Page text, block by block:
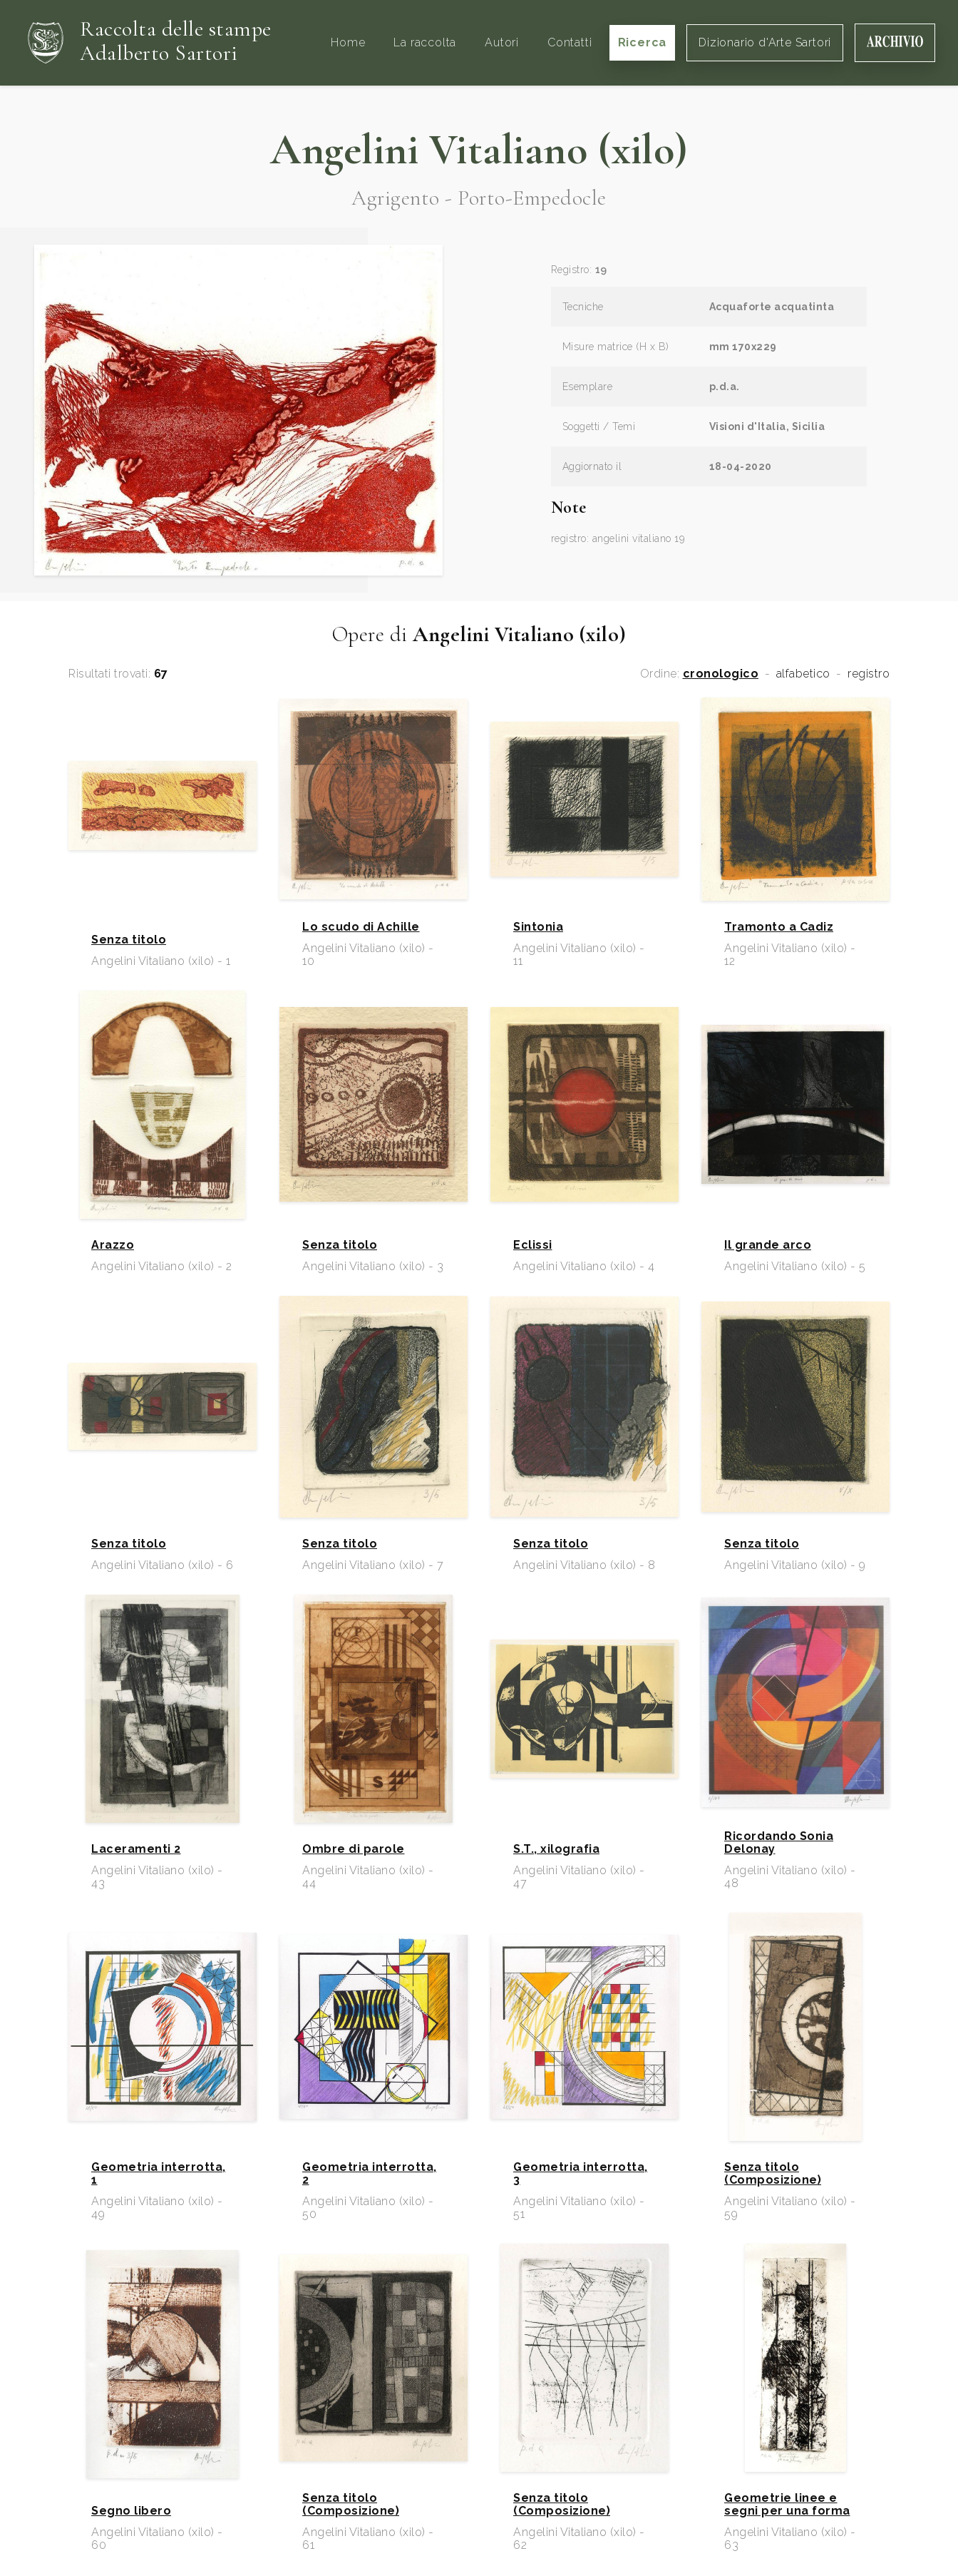
Raccolta delle stampe
Adalberto Sartori
Home La raccolta Autori Contatti Ricerca Dizionario d'Arte Sartori
Angelini Vitaliano (xilo)
Agrigento - Porto-Empedocle
Registro: 19
Tecniche Acquaforte acquatinta
Misure matrice (H x B) mm 170x229
Esemplare p.d.a.
Soggetti / Temi Visioni d'Italia, Sicilia
Aggiornato il 18-04-2020
Note
registro: angelini vitaliano 19
Opere diAngelini Vitaliano (xilo)
Risultati trovati: 67 Ordine: cronologico - alfabetico - registro
Senza titolo
Angelini Vitaliano (xilo) - 1
Lo scudo di Achille
Angelini Vitaliano (xilo) -
10
Sintonia
Angelini Vitaliano (xilo) -
11
Tramonto a Cadiz
Angelini Vitaliano (xilo) -
12
Arazzo
Angelini Vitaliano (xilo) - 2
Senza titolo
Angelini Vitaliano (xilo) - 3
Eclissi
Angelini Vitaliano (xilo) - 4
Il grande arco
Angelini Vitaliano (xilo) - 5
Senza titolo
Angelini Vitaliano (xilo) - 6
Senza titolo
Angelini Vitaliano (xilo) - 7
Senza titolo
Angelini Vitaliano (xilo) - 8
Senza titolo
Angelini Vitaliano (xilo) - 9
Laceramenti 2
Angelini Vitaliano (xilo) -
43
Ombre di parole
Angelini Vitaliano (xilo) -
44
S.T., xilografia
Angelini Vitaliano (xilo) -
47
Ricordando Sonia
Delonay
Angelini Vitaliano (xilo) -
48
Geometria interrotta,
1
Angelini Vitaliano (xilo) -
49
Geometria interrotta,
2
Angelini Vitaliano (xilo) -
50
Geometria interrotta,
3
Angelini Vitaliano (xilo) -
51
Senza titolo
(Composizione)
Angelini Vitaliano (xilo) -
59
Segno libero
Angelini Vitaliano (xilo) -
60
Senza titolo
(Composizione)
Angelini Vitaliano (xilo) -
61
Senza titolo
(Composizione)
Angelini Vitaliano (xilo) -
62
Geometrie linee e
segni per una forma
Angelini Vitaliano (xilo) -
63